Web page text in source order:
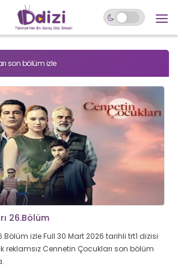
son bölüm izle
26.Bölüm
izle Full 30 Mart 2026 tarihli trt1 dizisi
reklamsız Cennetin Çocukları son bölüm